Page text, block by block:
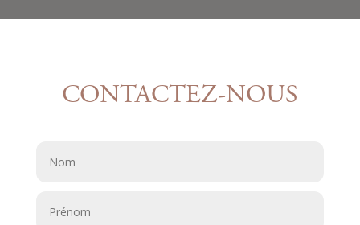
CONTACTEZ-NOUS